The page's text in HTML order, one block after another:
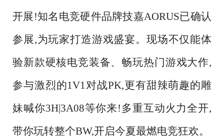
开展!知名电竞硬件品牌技嘉AORUS已确认
参展,为玩家打造游戏盛宴。现场不仅能体
验新款硬核电竞装备、畅玩热门游戏大作,
参与激烈的1V1对战PK,更有甜辣萌趣的雕
妹喊你3H|3A08等你来!多重互动火力全开,
带你玩转整个BW,开启今夏最燃电竞狂欢。